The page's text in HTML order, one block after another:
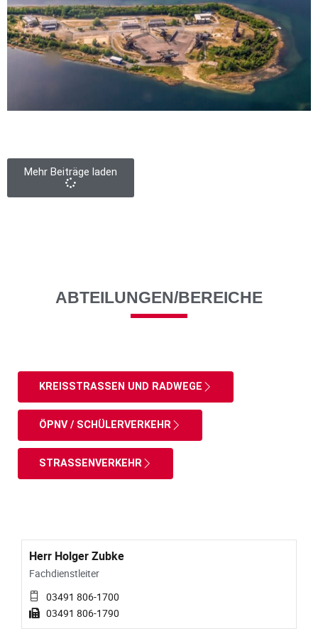
Mehr Beiträge laden
ABTEILUNGEN/BEREICHE
KREISSTRASSEN UND RADWEGE
ÖPNV / SCHÜLERVERKEHR
STRASSENVERKEHR
Herr Holger Zubke
Fachdienstleiter
03491 806-1700
03491 806-1790